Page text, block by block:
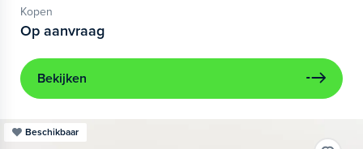
Kopen
Op aanvraag
Bekijken
Beschikbaar